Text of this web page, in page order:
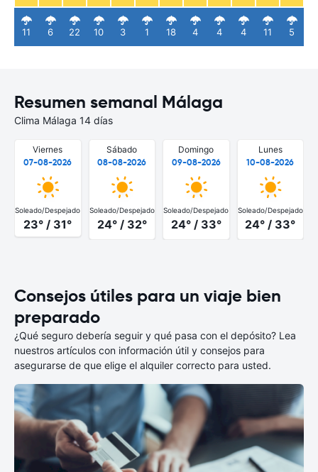
11 6 22 10 3 1 18 4 4 4 11 5
Resumen semanal Málaga
Clima Málaga 14 días
Viernes
07-08-2026
Soleado/Despejado
23° / 31°
Sábado
08-08-2026
Soleado/Despejado
24° / 32°
Domingo
09-08-2026
Soleado/Despejado
24° / 33°
Lunes
10-08-2026
Soleado/Despejado
24° / 33°
Consejos útiles para un viaje bien
preparado
¿Qué seguro debería seguir y qué pasa con el depósito? Lea
nuestros artículos con información útil y consejos para
asegurarse de que elige el alquiler correcto para usted.